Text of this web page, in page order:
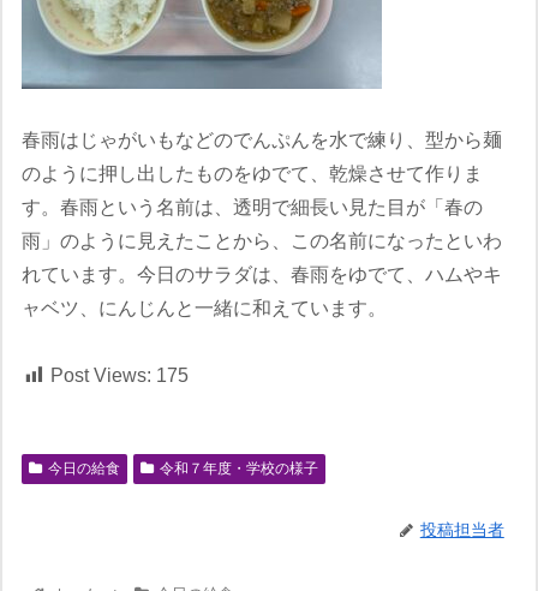
春雨はじゃがいもなどのでんぷんを水で練り、型から麺
のように押し出したものをゆでて、乾燥させて作りま
す。春雨という名前は、透明で細長い見た目が「春の
雨」のように見えたことから、この名前になったといわ
れています。今日のサラダは、春雨をゆでて、ハムやキ
ャベツ、にんじんと一緒に和えています。
Post Views: 175
今日の給食 令和７年度・学校の様子
投稿担当者